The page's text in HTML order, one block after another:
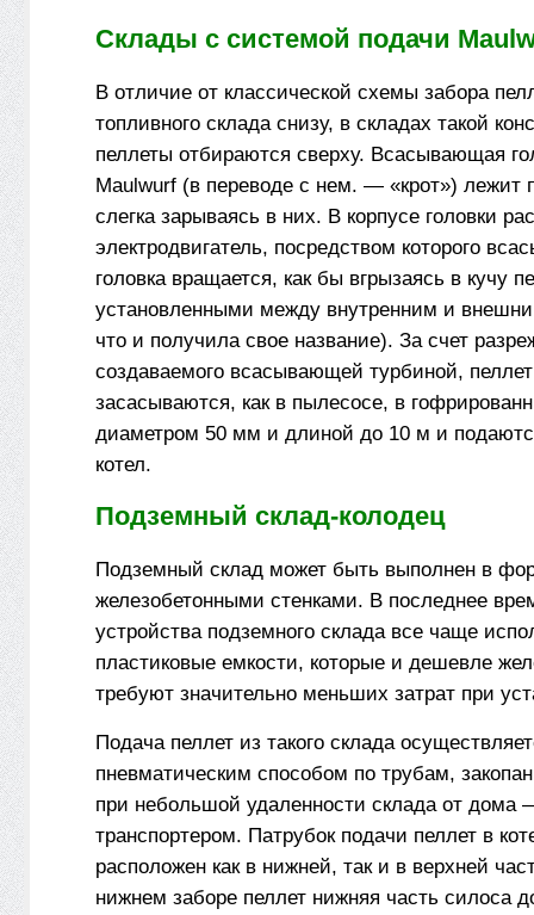
Склады с системой подачи
В отличие от классической схемы забора
топливного склада снизу, в складах такой
пеллеты отбираются сверху. Всасывающая
Maulwurf (в переводе с нем. — «крот») лежит
слегка зарываясь в них. В корпусе головки
электродвигатель, посредством которого
головка вращается, как бы вгрызаясь в кучу
установленными между внутренним и
что и получила свое название). За счет
создаваемого всасывающей турбиной,
засасываются, как в пылесосе, в
диаметром 50 мм и длиной до 10 м и
котел.
Подземный склад-колодец
Подземный склад может быть выполнен в
железобетонными стенками. В последнее
устройства подземного склада все чаще
пластиковые емкости, которые и дешевле
требуют значительно меньших затрат при
Подача пеллет из такого склада
пневматическим способом по трубам,
при небольшой удаленности склада от
транспортером. Патрубок подачи пеллет в
расположен как в нижней, так и в верхней
нижнем заборе пеллет нижняя часть силоса